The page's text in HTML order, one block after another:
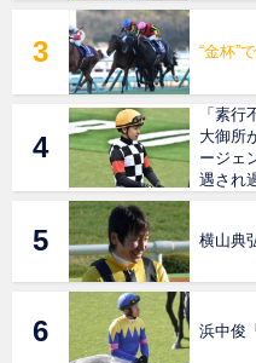
“金杯”
「素
大御所
ージェ
遇され
横山典
浜中俊